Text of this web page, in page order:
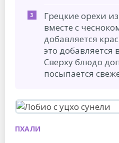
Грецкие орехи
вместе с
добавляется
это добавляется
Сверху блюдо
посыпается
ПХАЛИ